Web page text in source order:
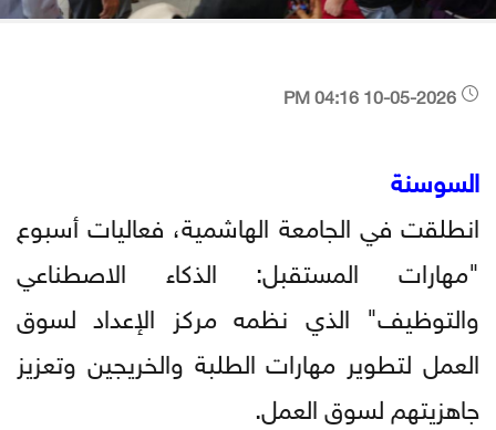
السوسنة
انطلقت في الجامعة الهاشمية، فعاليات أسبوع
"مهارات المستقبل: الذكاء الاصطناعي
والتوظيف" الذي نظمه مركز الإعداد لسوق
العمل لتطوير مهارات الطلبة والخريجين وتعزيز
جاهزيتهم لسوق العمل.